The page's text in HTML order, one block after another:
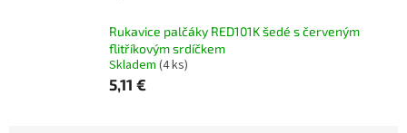
Rukavice palčáky RED101K šedé s červeným
flitříkovým srdíčkem
Skladem (4 ks)
5,11 €